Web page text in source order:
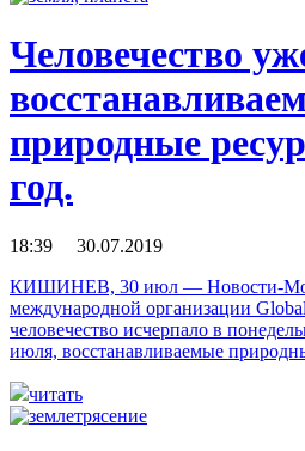
Человечество
природные
год.
18:39 30.07.2019
КИШИНЕВ, 30 июл — Новости-
международной организации
человечество исчерпало в
июля, восстанавливаемые
читать